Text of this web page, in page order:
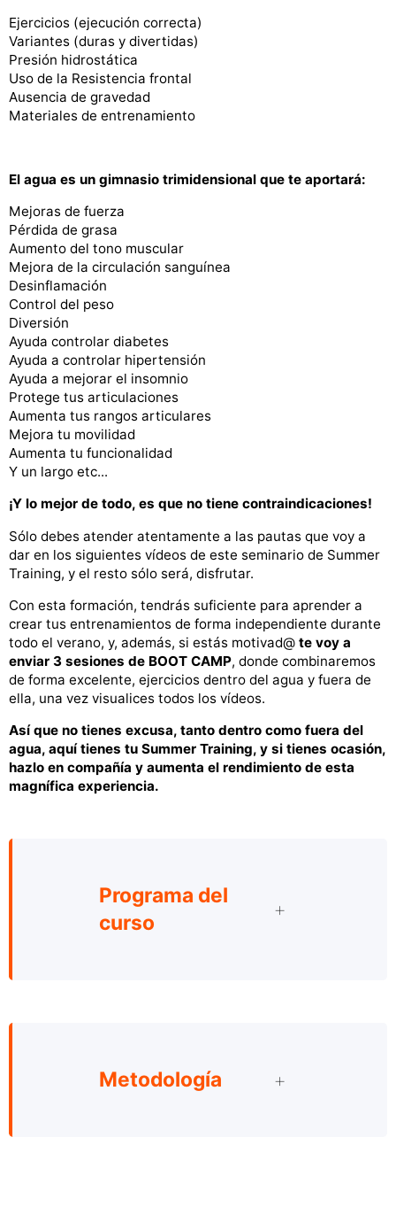
Ejercicios (ejecución correcta)
Variantes (duras y divertidas)
Presión hidrostática
Uso de la Resistencia frontal
Ausencia de gravedad
Materiales de entrenamiento
El agua es un gimnasio trimidensional que te aportará:
Mejoras de fuerza
Pérdida de grasa
Aumento del tono muscular
Mejora de la circulación sanguínea
Desinflamación
Control del peso
Diversión
Ayuda controlar diabetes
Ayuda a controlar hipertensión
Ayuda a mejorar el insomnio
Protege tus articulaciones
Aumenta tus rangos articulares
Mejora tu movilidad
Aumenta tu funcionalidad
Y un largo etc...
¡Y lo mejor de todo, es que no tiene contraindicaciones!
Sólo debes atender atentamente a las pautas que voy a
dar en los siguientes vídeos de este seminario de Summer
Training, y el resto sólo será, disfrutar.
Con esta formación, tendrás suficiente para aprender a
crear tus entrenamientos de forma independiente durante
todo el verano, y, además, si estás motivad@ te voy a
enviar 3 sesiones de BOOT CAMP, donde combinaremos
de forma excelente, ejercicios dentro del agua y fuera de
ella, una vez visualices todos los vídeos.
Así que no tienes excusa, tanto dentro como fuera del
agua, aquí tienes tu Summer Training, y si tienes ocasión,
hazlo en compañía y aumenta el rendimiento de esta
magnífica experiencia.
Programa del
curso
Metodología